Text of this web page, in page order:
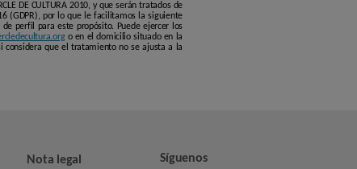
DE CULTURA 2010, y que serán tratados de
(GDPR), por lo que le facilitamos la siguiente
perfil para este propósito. Puede ejercer los
o en el domicilio situado en la
considera que el tratamiento no se ajusta a la
Nota legal Síguenos